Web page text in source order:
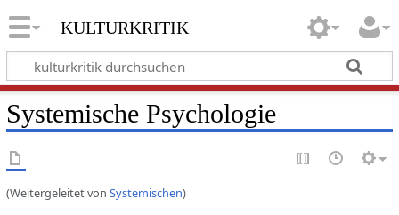
kulturkritik
Systemische Psychologie
(Weitergeleitet von Systemischen)